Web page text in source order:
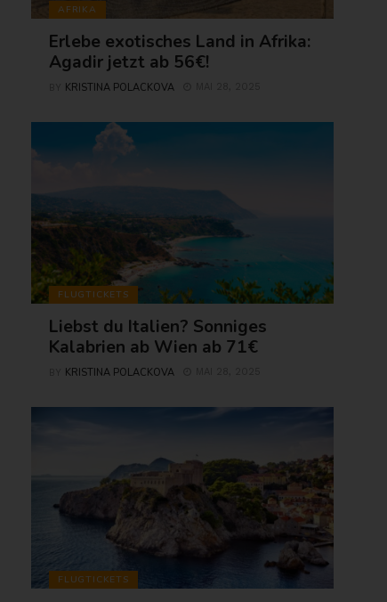
AFRIKA
Erlebe exotisches Land in Afrika:
Agadir jetzt ab 56€!
KRISTINA POLACKOVA
FLUGTICKETS
Liebst du Italien? Sonniges
Kalabrien ab Wien ab 71€
KRISTINA POLACKOVA
FLUGTICKETS